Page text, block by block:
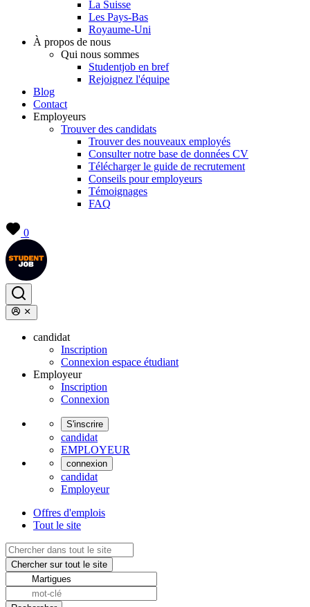
La Suisse
Les Pays-Bas
Royaume-Uni
À propos de nous
Qui nous sommes
Studentjob en bref
Rejoignez l'équipe
Blog
Contact
Employeurs
Trouver des candidats
Trouver des nouveaux employés
Consulter notre base de données CV
Télécharger le guide de recrutement
Conseils pour employeurs
Témoignages
FAQ
0
candidat
Inscription
Connexion espace étudiant
Employeur
Inscription
Connexion
S'inscrire
candidat
EMPLOYEUR
connexion
candidat
Employeur
Offres d'emplois
Tout le site